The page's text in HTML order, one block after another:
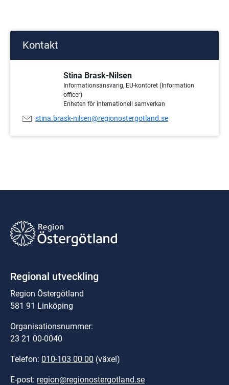
Kontakt
Stina Brask-Nilsen
Informationsansvarig, EU-kontoret (Information
officer)
Enheten för internationell samverkan
E-
stina.brask-nilsen@regionostergotland.se
Regional utveckling
Region Östergötland
581 91 Linköping
Organisationsnummer:
23 21 00-0040
Telefon: 010-103 00 00 (växel)
E-post: region@regionostergotland.se